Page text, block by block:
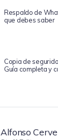
Respaldo de
que debes saber
Copia de
Guía completa y
Alfonso